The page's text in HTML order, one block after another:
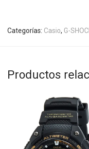
Categorías: Casio, G-
Productos